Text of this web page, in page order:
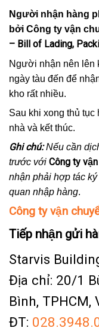
Người nhận hàng
bởi Công ty vận
– Bill of Lading,
Người nhận nên lên
ngày tàu đến để
kho rất nhiều.
Sau khi xong thủ
nhà và kết thúc.
Ghi chú:Nếu cần
trước với Công ty
nhận phải hợp tác
quan nhập hàng.
Công ty vận
Tiếp nhận gửi
Starvis
Địa chỉ: 20/1
Bình, TPHCM,
ĐT: